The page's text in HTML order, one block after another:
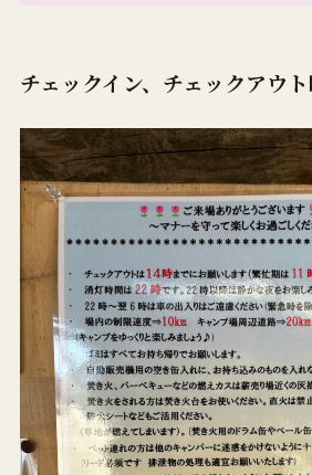
チェックイン、チェックアウ